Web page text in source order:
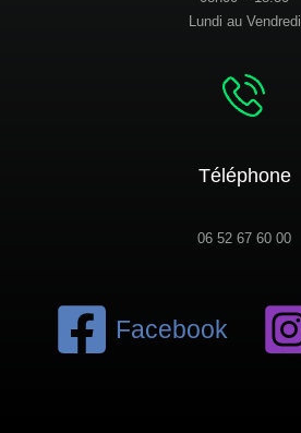
Lundi au Vendredi
Téléphone
06 52 67 60 00
Facebook